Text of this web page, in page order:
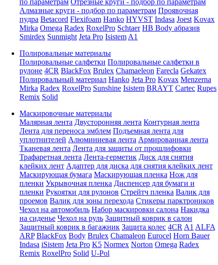
по параметрам Отрезные круги - подбор по параметрам
Алмазные круги - подбор по параметрам Проявочная
пудра Betacord Flexifoam Hanko HYVST Indasa Joest Kovax
Mirka Omega Radex RoxelPro Schtaer HB Body абразив
Smirdex Sunmight Jeta Pro Isistem A1
Полировальные материалы
Полировальные салфетки Полировальные салфетки в
рулоне 4CR BlackFox Brulex Chamaeleon Farecla Gekatex
Полировальный материал Hanko Jeta Pro Kovax Menzerna
Mirka Radex RoxelPro Sunshine Isistem BRAYT Cartec Rupes
Remix Solid
Маскировочные материалы
Малярная лента Двусторонняя лента Контурная лента
Лента для переноса эмблем Подъемная лента для
уплотнителей Алюминиевая лента Армированная лента
Тканевая лента Лента для защиты от прошлифовки
Трафаретная лента Лента-герметик Диск для снятия
клейких лент Адаптер для диска для снятия клейких лент
Маскирующая бумага Маскирующая пленка Нож для
пленки Укрывочная пленка Диспенсер для бумаги и
пленки Рукоятки для рулонов Стрейтч пленка Валик для
проемов Валик для зоны перехода Стикеры парктроников
Чехол на автомобиль Набор маскировки салона Накидка
на сиденье Чехол на руль Защитный коврик в салон
Защитный коврик в багажник Защита колес 4CR A1 ALFA
ARP BlackFox Body Brulex Chamaleon Eurocel Horn Bauer
Indasa iSistem Jeta Pro K5 Normex Norton Omega Radex
Remix RoxelPro Solid U-Pol